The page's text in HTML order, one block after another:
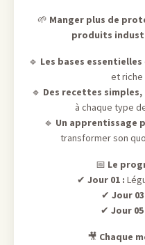
🌱 Manger plus de
produits
🔹 Les bases essentielles
et riche
🔹 Des recettes
à chaque type
🔹 Un apprentissage
transformer son
📅 Le
✔ Jour 01 :
✔ Jour
✔ Jour 05
🎥 Chaque